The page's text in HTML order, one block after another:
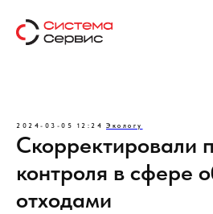
2024-03-05 12:24 Экологу
Скорректировали
контроля в сфере
отходами